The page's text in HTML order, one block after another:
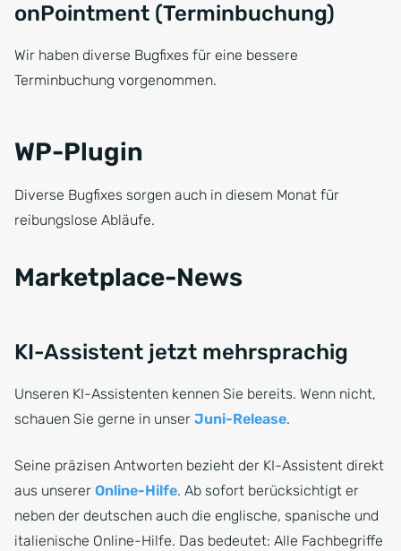
onPointment (Terminbuchung)
Wir haben diverse Bugfixes für eine bessere
Terminbuchung vorgenommen.
WP-Plugin
Diverse Bugfixes sorgen auch in diesem Monat für
reibungslose Abläufe.
Marketplace-News
KI-Assistent jetzt mehrsprachig
Unseren KI-Assistenten kennen Sie bereits. Wenn nicht,
schauen Sie gerne in unser Juni-Release.
Seine präzisen Antworten bezieht der KI-Assistent direkt
aus unserer Online-Hilfe. Ab sofort berücksichtigt er
neben der deutschen auch die englische, spanische und
italienische Online-Hilfe. Das bedeutet: Alle Fachbegriffe